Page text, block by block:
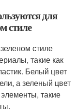
для
стиле
стиле
такие как
Белый цвет
а зеленый цвет
такие